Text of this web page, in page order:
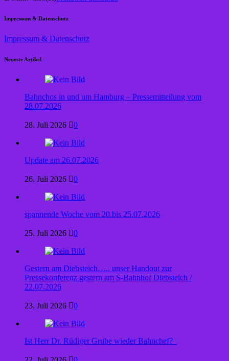
Impressum & Datenschutz
Impressum & Datenschutz
Neueste Artikel
Bahnchos in und um Hamburg – Pressemitteilung vom
28.07.2026
28. Juli 2026 0
Update am 26.07.2026
26. Juli 2026 0
spannende Woche vom 20.bis 25.07.2026
25. Juli 2026 0
Gestern am Diebsteich….. unser Handout zur
Pressekonferenz gestern am S-Bahnhof Diebsteich /
22.07.2026
23. Juli 2026 0
Ist Herr Dr. Rüdiger Grube wieder Bahnchef?